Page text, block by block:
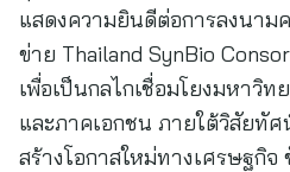
แสดงความยินดีต่อการลงนาม
ข่าย Thailand SynBio
เพื่อเป็นกลไกเชื่อมโยงมหาวิ
และภาคเอกชน ภายใต้วิสัยทัศ
สร้างโอกาสใหม่ทางเศรษฐกิจ